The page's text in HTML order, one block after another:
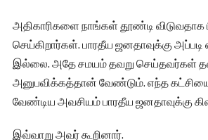
அதிகாரிகளை நாங்கள் தூண்டி விடுவதாக
செய்கிறார்கள். பாரதீய ஜனதாவுக்கு
இல்லை. அதே சமயம் தவறு
அனுபவிக்கத்தான் வேண்டும். எந்த
வேண்டிய அவசியம் பாரதீய ஜனதாவுக்கு
இவ்வாறு அவர் கூறினார்.